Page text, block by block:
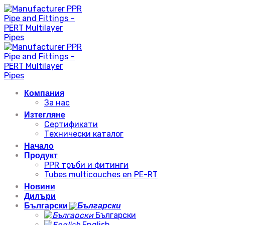
Skip
to
content
Компания
За нас
Изтегляне
Сертификати
Технически каталог
Начало
Продукт
PPR тръби и фитинги
Tubes multicouches en PE-RT
Новини
Дилъри
Български
Български